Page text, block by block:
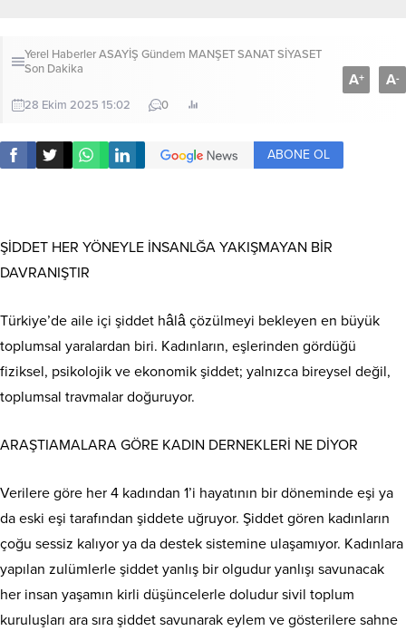
Yerel HaberlerASAYİŞ Gündem MANŞETSANATSİYASET
Son Dakika
28 Ekim 2025 15:02 0
A+ A-
ABONE OL
ŞİDDET HER YÖNEYLE İNSANLĞA YAKIŞMAYAN BİR
DAVRANIŞTIR
Türkiye’de aile içi şiddet hâlâ çözülmeyi bekleyen en büyük
toplumsal yaralardan biri. Kadınların, eşlerinden gördüğü
fiziksel, psikolojik ve ekonomik şiddet; yalnızca bireysel değil,
toplumsal travmalar doğuruyor.
ARAŞTIAMALARA GÖRE KADIN DERNEKLERİ NE DİYOR
Verilere göre her 4 kadından 1’i hayatının bir döneminde eşi ya
da eski eşi tarafından şiddete uğruyor. Şiddet gören kadınların
çoğu sessiz kalıyor ya da destek sistemine ulaşamıyor. Kadınlara
yapılan zulümlerle şiddet yanlış bir olgudur yanlışı savunacak
her insan yaşamın kirli düşüncelerle doludur sivil toplum
kuruluşları ara sıra şiddet savunarak eylem ve gösterilere sahne